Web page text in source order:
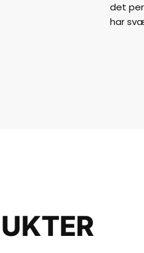
det
har